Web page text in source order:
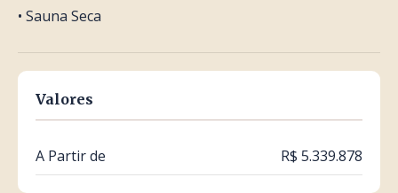
• Sauna Seca
Valores
A Partir de R$ 5.339.878